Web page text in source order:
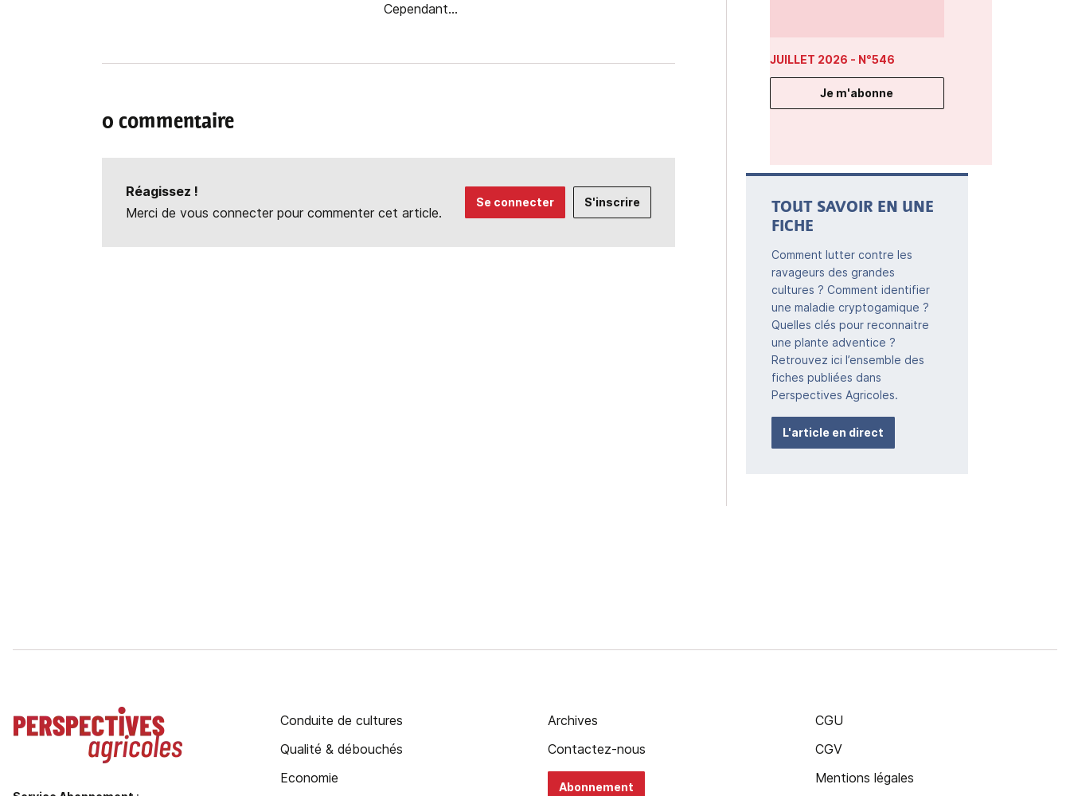
Cependant...
0 commentaire
Réagissez !
Merci de vous connecter pour commenter cet article.
Se connecter S'inscrire
JUILLET 2026 - N°546
Je m'abonne
TOUT SAVOIR EN UNE
FICHE
Comment lutter contre les
ravageurs des grandes
cultures ? Comment identifier
une maladie cryptogamique ?
Quelles clés pour reconnaitre
une plante adventice ?
Retrouvez ici l’ensemble des
fiches publiées dans
Perspectives Agricoles.
L'article en direct
Conduite de cultures
Qualité & débouchés
Economie
Archives
Contactez-nous
Abonnement
CGU
CGV
Mentions légales